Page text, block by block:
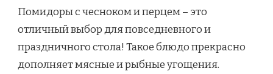
Помидоры с чесноком и перцем – это
отличный выбор для повседневного и
праздничного стола! Такое блюдо прекрасно
дополняет мясные и рыбные угощения.